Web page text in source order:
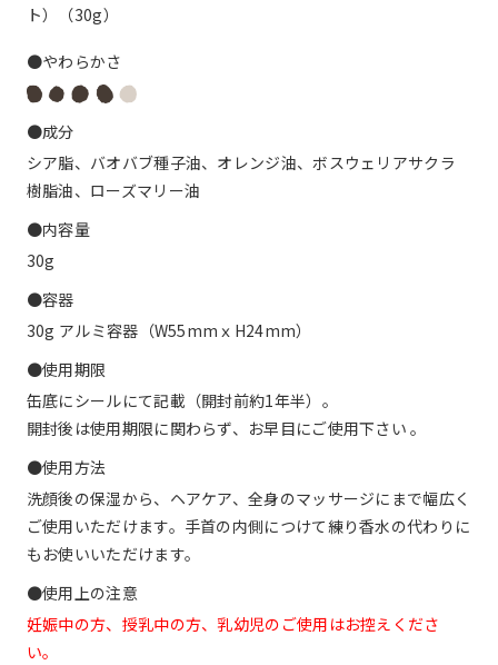
ト）（30g）
●やわらかさ
●成分
シア脂、バオバブ種子油、オレンジ油、ボスウェリアサクラ
樹脂油、ローズマリー油
●内容量
30g
●容器
30g アルミ容器（W55mmｘH24mm）
●使用期限
缶底にシールにて記載（開封前約1年半）。
開封後は使用期限に関わらず、お早目にご使用下さい 。
●使用方法
洗顔後の保湿から、ヘアケア、全身のマッサージにまで幅広く
ご使用いただけます。手首の内側につけて練り香水の代わりに
もお使いいただけます。
●使用上の注意
妊娠中の方、授乳中の方、乳幼児のご使用はお控えくださ
い。